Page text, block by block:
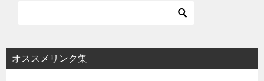
オススメリンク集